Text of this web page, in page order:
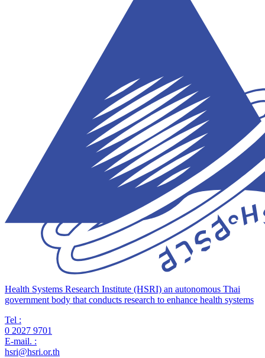
Health Systems Research Institute (HSRI) an autonomous Thai
government body that conducts research to enhance health systems
Tel :
0 2027 9701
E-mail. :
hsri@hsri.or.th